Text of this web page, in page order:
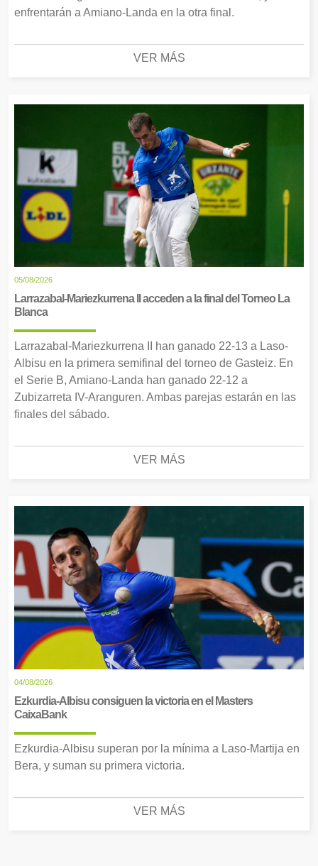
enfrentarán a Amiano-Landa en la otra final.
VER MÁS
05/08/2026
Larrazabal-Mariezkurrena II acceden a la final del Torneo La
Blanca
Larrazabal-Mariezkurrena II han ganado 22-13 a Laso-
Albisu en la primera semifinal del torneo de Gasteiz. En
el Serie B, Amiano-Landa han ganado 22-12 a
Zubizarreta IV-Aranguren. Ambas parejas estarán en las
finales del sábado.
VER MÁS
04/08/2026
Ezkurdia-Albisu consiguen la victoria en el Masters
CaixaBank
Ezkurdia-Albisu superan por la mínima a Laso-Martija en
Bera, y suman su primera victoria.
VER MÁS